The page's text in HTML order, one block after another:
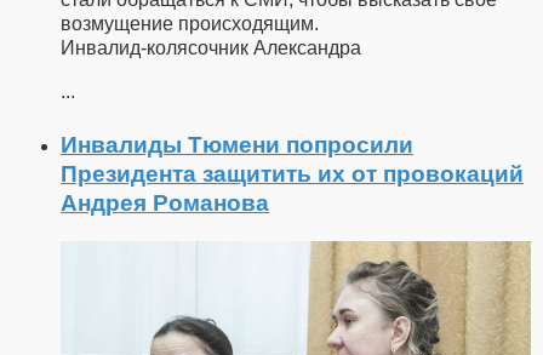
возмущение происходящим.
Инвалид-колясочник Александра
...
Инвалиды Тюмени попросили
Президента защитить их от провокаций
Андрея Романова